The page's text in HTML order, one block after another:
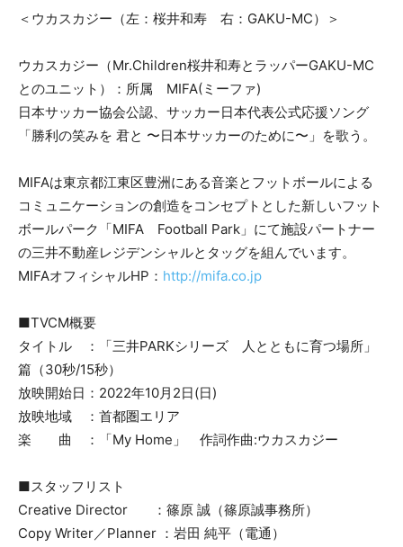
＜ウカスカジー（左：桜井和寿 右：GAKU-MC）＞
ウカスカジー（Mr.Children桜井和寿とラッパーGAKU-MC
とのユニット）：所属 MIFA(ミーファ)
日本サッカー協会公認、サッカー日本代表公式応援ソング
「勝利の笑みを 君と 〜日本サッカーのために〜」を歌う。
MIFAは東京都江東区豊洲にある音楽とフットボールによる
コミュニケーションの創造をコンセプトとした新しいフット
ボールパーク「MIFA Football Park」にて施設パートナー
の三井不動産レジデンシャルとタッグを組んでいます。
MIFAオフィシャルHP： http://mifa.co.jp
■TVCM概要
タイトル ：「三井PARKシリーズ 人とともに育つ場所」
篇（30秒/15秒）
放映開始日：2022年10月2日(日)
放映地域 ：首都圏エリア
楽 曲 ：「My Home」 作詞作曲:ウカスカジー
■スタッフリスト
Creative Director ：篠原 誠（篠原誠事務所）
Copy Writer／Planner ：岩田 純平（電通）